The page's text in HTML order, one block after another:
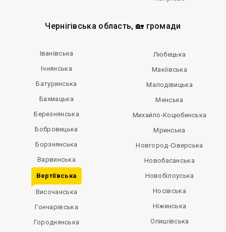
Чернігівська область, 🏡 громади
Іванівська
Ічнянська
Батуринська
Бахмацька
Березнянська
Бобровицька
Борзнянська
Варвинська
Вертіївська
Височанська
Гончарівська
Городнянська
Любецька
Макіївська
Малодівицька
Менська
Михайло-Коцюбинська
Мринська
Новгород-Сіверська
Новобасанська
Новобілоуська
Носівська
Ніжинська
Олишівська